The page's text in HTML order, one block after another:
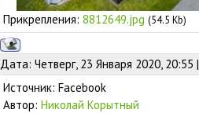
Прикрепления: 8812649.jpg (54.5 Kb)
Дата: Четверг, 23 Января 2020,
Источник: Facebook
Автор: Николай Корытный